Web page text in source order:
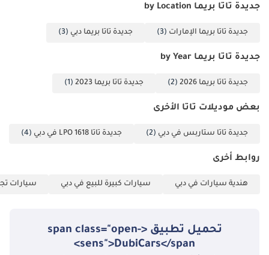
15920 مم، الخلوص
الأرضي: المحور
المحور الخلفي: ~282
6659 مم، العرض
الإجمالي 2585 مم،
مم، الأداء: أقصى قدرة
إجمالي للمركبة 60000
جديدة تاتا بريما by Location
جديدة تاتا بريما الإمارات (3) جديدة تاتا بريما دبي (3)
جديدة تاتا بريما by Year
جديدة تاتا بريما 2026 (2) جديدة تاتا بريما 2023 (1)
بعض موديلات تاتا الأخرى
جديدة تاتا ستاربس في دبي (2) جديدة تاتا LPO 1618 في دبي (4)
روابط أخرى
هندية سيارات في دبي سيارات كبيرة للبيع في دبي سيارات
تحميل تطبيق <span class="open-
sens">DubiCars</span>